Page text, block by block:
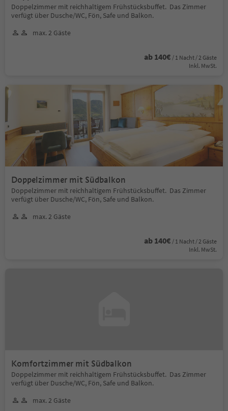
Doppelzimmer mit reichhaltigem Frühstücksbuffet. Das Zimmer
verfügt über Dusche/WC, Fön, Safe und Balkon.
max. 2 Gäste
ab 140€ / 1 Nacht / 2 Gäste
Inkl. MwSt.
Doppelzimmer mit Südbalkon
Doppelzimmer mit reichhaltigem Frühstücksbuffet. Das Zimmer
verfügt über Dusche/WC, Fön, Safe und Balkon.
max. 2 Gäste
ab 140€ / 1 Nacht / 2 Gäste
Inkl. MwSt.
Komfortzimmer mit Südbalkon
Doppelzimmer mit reichhaltigem Frühstücksbuffet. Das Zimmer
verfügt über Dusche/WC, Fön, Safe und Balkon.
max. 2 Gäste